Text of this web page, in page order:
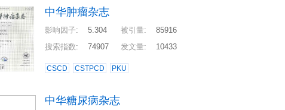
中华肿瘤杂志
影响因子: 5.304 被引量:
85916
搜索指数: 74907 发文量: 10433
CSCD CSTPCD PKU
中华糖尿病杂志